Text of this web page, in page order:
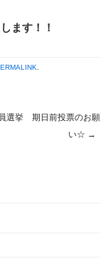
ます！！
選挙 期日前投票のお願
い☆ →